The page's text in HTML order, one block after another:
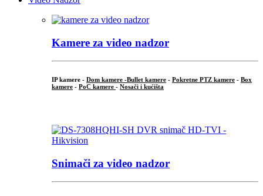
Kamere za video nadzor
IP kamere - Dom kamere -Bullet kamere - Pokretne PTZ kamere - Box
kamere - PoC kamere - Nosači i kućišta
Snimači za video nadzor